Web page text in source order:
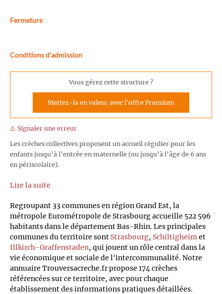
Fermeture
Conditions d'admission
Vous gérez cette structure ?
Mettez-la en valeur avec l'offre Premium
⚠️ Signaler une erreur
Les crèches collectives proposent un accueil régulier pour les
enfants jusqu’à l’entrée en maternelle (ou jusqu’à l’âge de 6 ans
en périscolaire).
Lire la suite
Regroupant 33 communes en région Grand Est, la
métropole Eurométropole de Strasbourg accueille 522 596
habitants dans le département Bas-Rhin. Les principales
communes du territoire sont Strasbourg, Schiltigheimet
Illkirch-Graffenstaden, qui jouent un rôle central dans la
vie économique et sociale de l'intercommunalité. Notre
annuaire Trouversacreche.fr propose 174 crèches
référencées sur ce territoire, avec pour chaque
établissement des informations pratiques détaillées.